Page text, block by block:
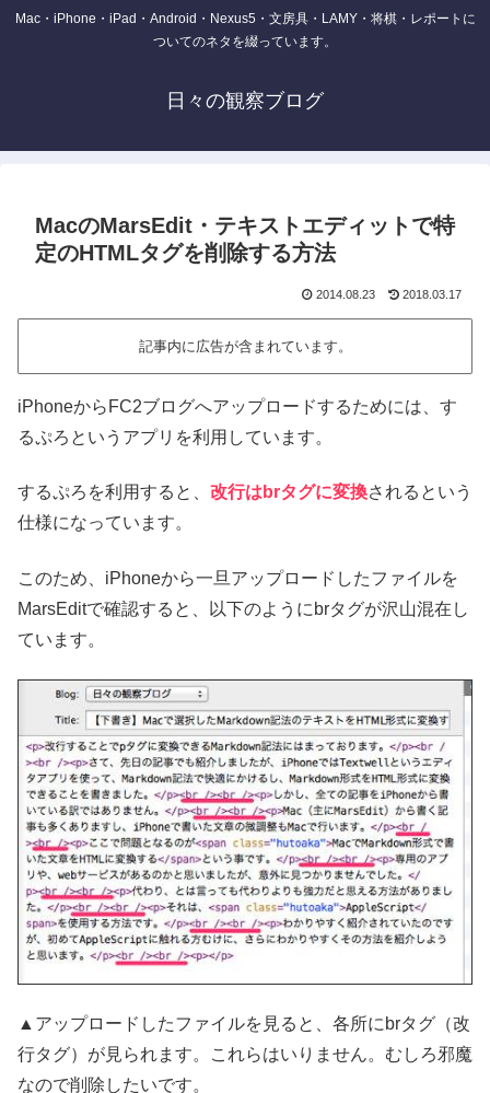
Mac・iPhone・iPad・Android・Nexus5・文房具・LAMY・将棋・レポートに
ついてのネタを綴っています。
日々の観察ブログ
MacのMarsEdit・テキストエディットで特
定のHTMLタグを削除する方法
2014.08.23 2018.03.17
記事内に広告が含まれています。
iPhoneからFC2ブログへアップロードするためには、す
るぷろというアプリを利用しています。
するぷろを利用すると、 改行はbrタグに変換されるという
仕様になっています。
このため、iPhoneから一旦アップロードしたファイルを
MarsEditで確認すると、以下のようにbrタグが沢山混在し
ています。
▲アップロードしたファイルを見ると、各所にbrタグ（改
行タグ）が見られます。これらはいりません。むしろ邪魔
なので削除したいです。